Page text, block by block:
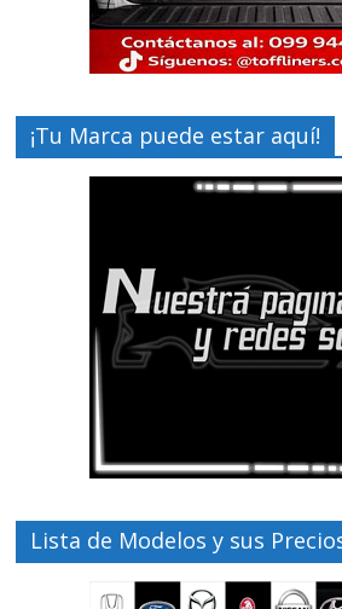
¡Tu Marca puede estar aquí!
Lista de Modelos y sus